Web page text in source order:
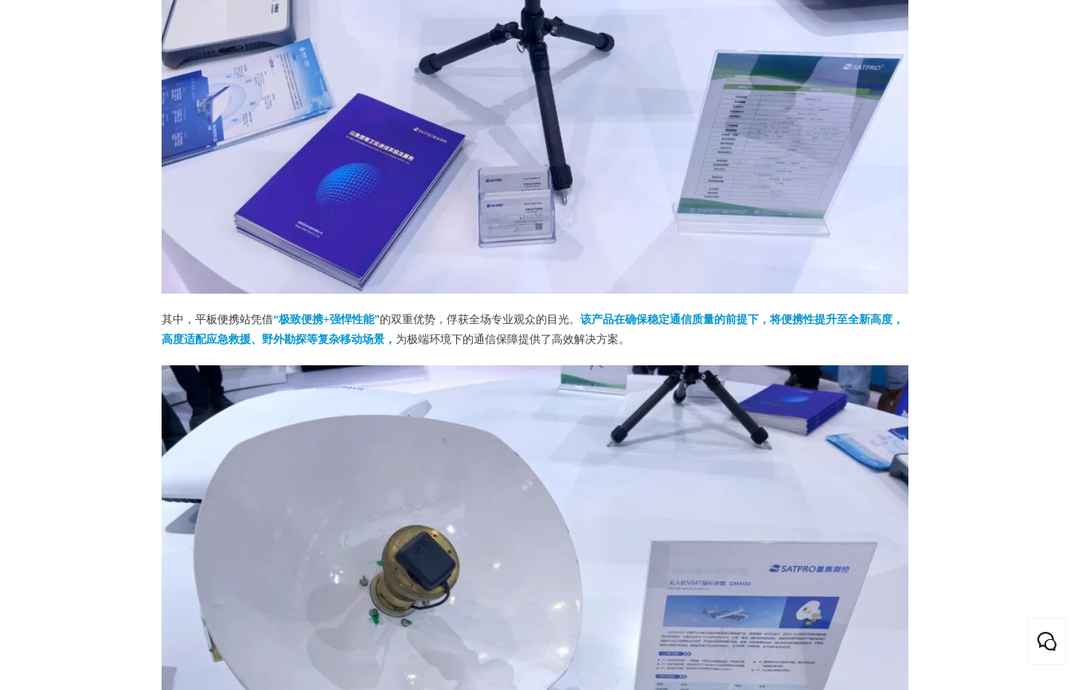
其中， 平板便携站凭借“极致便携+强悍性能”的双重优势，俘获全场专业观众的目光。 该产品在确保稳定通信质量的前提下，将便携性提升至全新高度，
高度适配应急救援、野外勘探等复杂移动场景， 为极端环境下的通信保障提供了高效解决方案。